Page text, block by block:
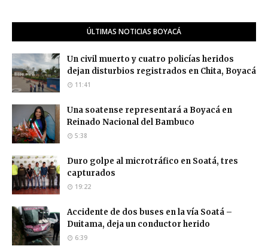
ÚLTIMAS NOTICIAS BOYACÁ
Un civil muerto y cuatro policías heridos
dejan disturbios registrados en Chita, Boyacá
11:41
Una soatense representará a Boyacá en
Reinado Nacional del Bambuco
5:38
Duro golpe al microtráfico en Soatá, tres
capturados
19:22
Accidente de dos buses en la vía Soatá –
Duitama, deja un conductor herido
6:39